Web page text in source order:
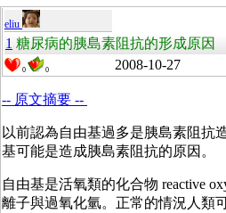
eliu
1 糖尿病的胰島素阻抗的形成原因
0 0 2008-10-27
-- 原文摘要 --
以前認為自由基過多是胰島素阻抗
基可能是造成胰島素阻抗的原因。
自由基是活氧類的化合物 reactive
離子與過氧化氫。正常的情況人類